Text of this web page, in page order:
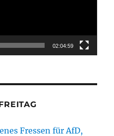
02:04:59
Fressen für AfD,